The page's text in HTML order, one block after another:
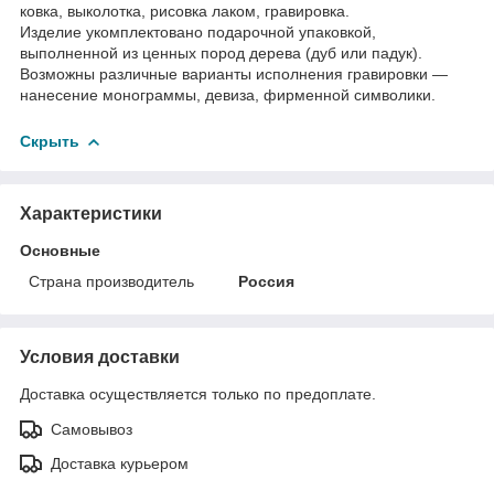
ковка, выколотка, рисовка лаком, гравировка.
Изделие укомплектовано подарочной упаковкой,
выполненной из ценных пород дерева (дуб или падук).
Возможны различные варианты исполнения гравировки —
нанесение монограммы, девиза, фирменной символики.
Скрыть
Характеристики
Основные
Страна производитель
Россия
Условия доставки
Доставка осуществляется только по предоплате.
Самовывоз
Доставка курьером